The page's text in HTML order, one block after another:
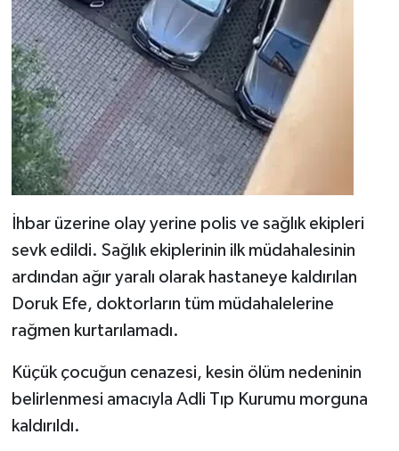
İhbar üzerine olay yerine polis ve sağlık ekipleri
sevk edildi. Sağlık ekiplerinin ilk müdahalesinin
ardından ağır yaralı olarak hastaneye kaldırılan
Doruk Efe, doktorların tüm müdahalelerine
rağmen kurtarılamadı.
Küçük çocuğun cenazesi, kesin ölüm nedeninin
belirlenmesi amacıyla Adli Tıp Kurumu morguna
kaldırıldı.